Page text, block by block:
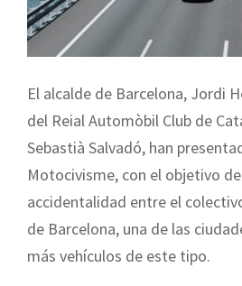
El alcalde de Barcelona, Jordi
del Reial Automòbil Club de
Sebastià Salvadó, han
Motocivisme, con el objetivo
accidentalidad entre el
de Barcelona, una de las
más vehículos de este tipo.